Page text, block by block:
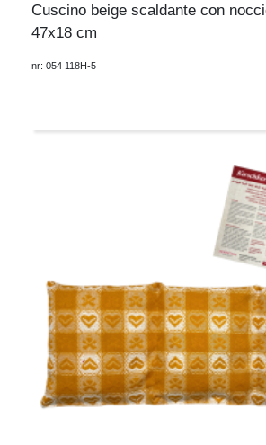
Cuscino beige scaldante con
47x18 cm
nr: 054 118H-5